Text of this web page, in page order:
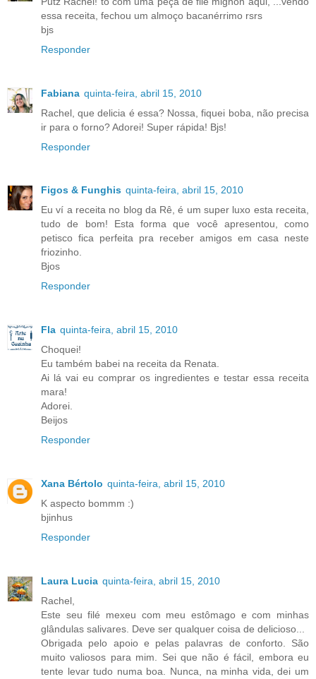
essa receita, fechou um almoço bacanérrimo rsrs
bjs
Responder
Fabiana quinta-feira, abril 15, 2010
Rachel, que delicia é essa? Nossa, fiquei boba, não precisa
ir para o forno? Adorei! Super rápida! Bjs!
Responder
Figos & Funghis quinta-feira, abril 15, 2010
Eu ví a receita no blog da Rê, é um super luxo esta receita,
tudo de bom! Esta forma que você apresentou, como
petisco fica perfeita pra receber amigos em casa neste
friozinho.
Bjos
Responder
Fla quinta-feira, abril 15, 2010
Choquei!
Eu também babei na receita da Renata.
Ai lá vai eu comprar os ingredientes e testar essa receita
mara!
Adorei.
Beijos
Responder
Xana Bértolo quinta-feira, abril 15, 2010
K aspecto bommm :)
bjinhus
Responder
Laura Lucia quinta-feira, abril 15, 2010
Rachel,
Este seu filé mexeu com meu estômago e com minhas
glândulas salivares. Deve ser qualquer coisa de delicioso...
Obrigada pelo apoio e pelas palavras de conforto. São
muito valiosos para mim. Sei que não é fácil, embora eu
tente levar tudo numa boa. Nunca, na minha vida, dei um